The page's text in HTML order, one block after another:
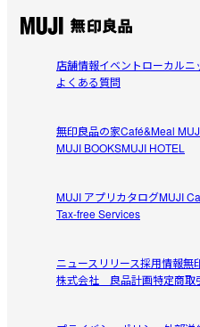
店舗情報イベントローカルニ
よくある質問
無印良品の家Café&Meal
MUJI BOOKSMUJI HOTEL
MUJI アプリカタログMUJI
Tax-free Services
ニュースリリース採用情報無
株式会社 良品計画特定商取